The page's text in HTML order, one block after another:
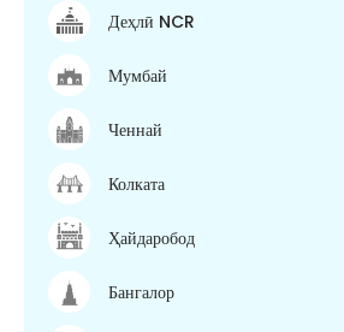
Деҳлӣ NCR
Мумбай
Ченнай
Колката
Ҳайдаробод
Бангалор